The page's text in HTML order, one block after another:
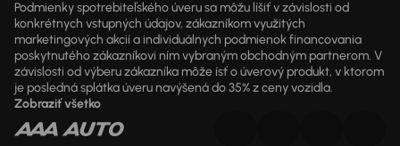
Podmienky spotrebiteľského úveru sa môžu líšiť v závislosti od
konkrétnych vstupných údajov, zákazníkom využitých
marketingových akcií a individuálnych podmienok financovania
poskytnutého zákazníkovi ním vybraným obchodným partnerom. V
závislosti od výberu zákazníka môže ísť o úverový produkt, v ktorom
je posledná splátka úveru navýšená do 35% z ceny vozidla.
Zobraziť všetko